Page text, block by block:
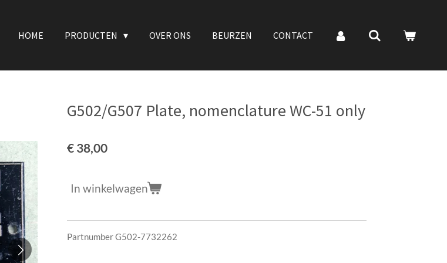
HOME PRODUCTEN OVER ONS BEURZEN CONTACT
G502/G507 Plate, nomenclature WC-51 only
€ 38,00
In winkelwagen
Partnumber G502-7732262